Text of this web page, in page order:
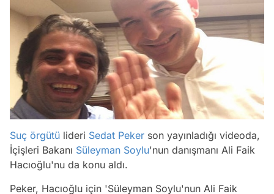
Suç örgütü lideri Sedat Peker son yayınladığı videoda,
İçişleri Bakanı Süleyman Soylu'nun danışmanı Ali Faik
Hacıoğlu'nu da konu aldı.
Peker, Hacıoğlu için 'Süleyman Soylu'nun Ali Faik